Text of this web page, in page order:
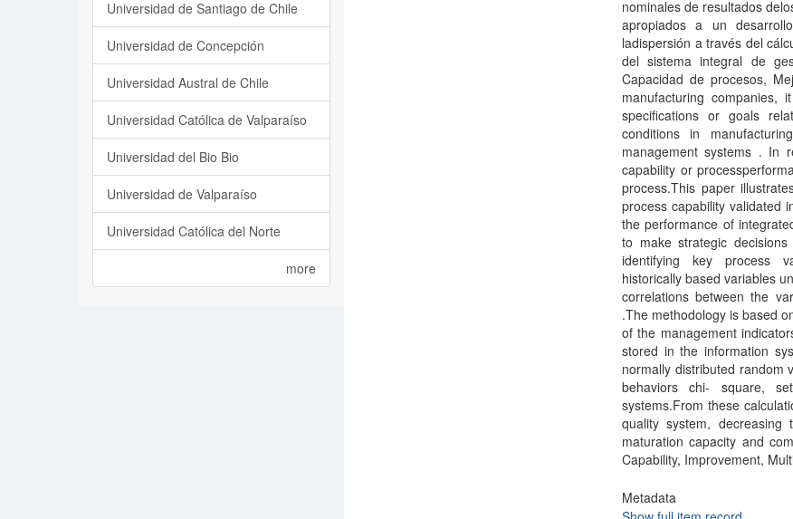
nominales de resultados
apropiados a un
ladispersión a través del
del sistema integral de
Capacidad de procesos,
manufacturing
specifications or goals
conditions in
management systems . In
capability or
process.This paper
process capability validated
the performance of
to make strategic
identifying key process
historically based variables
correlations between the
.The methodology is based
of the management
stored in the information
normally distributed random
behaviors chi- square,
systems.From these
quality system, decreasing
maturation capacity and
Capability, Improvement,
Metadata
Universidad de Santiago de Chile
Universidad de Concepción
Universidad Austral de Chile
Universidad Católica de Valparaíso
Universidad del Bio Bio
Universidad de Valparaíso
Universidad Católica del Norte
more